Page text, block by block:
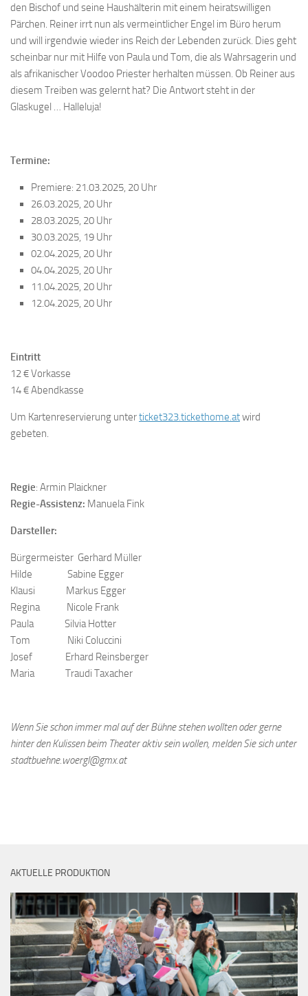
den Bischof und seine Haushälterin mit einem heiratswilligen
Pärchen. Reiner irrt nun als vermeintlicher Engel im Büro herum
und will irgendwie wieder ins Reich der Lebenden zurück. Dies geht
scheinbar nur mit Hilfe von Paula und Tom, die als Wahrsagerin und
als afrikanischer Voodoo Priester herhalten müssen. Ob Reiner aus
diesem Treiben was gelernt hat? Die Antwort steht in der
Glaskugel … Halleluja!
Termine:
Premiere: 21.03.2025, 20 Uhr
26.03.2025, 20 Uhr
28.03.2025, 20 Uhr
30.03.2025, 19 Uhr
02.04.2025, 20 Uhr
04.04.2025, 20 Uhr
11.04.2025, 20 Uhr
12.04.2025, 20 Uhr
Eintritt
12 € Vorkasse
14 € Abendkasse
Um Kartenreservierung unterticket323.tickethome.atwird
gebeten.
Regie: Armin Plaickner
Regie-Assistenz: Manuela Fink
Darsteller:
Bürgermeister Gerhard Müller
Hilde Sabine Egger
Klausi Markus Egger
Regina Nicole Frank
Paula Silvia Hotter
Tom Niki Coluccini
Josef Erhard Reinsberger
Maria Traudi Taxacher
Wenn Sie schon immer mal auf der Bühne stehen wollten oder gerne
hinter den Kulissen beim Theater aktiv sein wollen, melden Sie sich unter
stadtbuehne.woergl@gmx.at
AKTUELLE PRODUKTION